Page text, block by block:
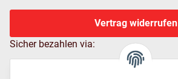
Vertrag widerrufen
Sicher bezahlen via: